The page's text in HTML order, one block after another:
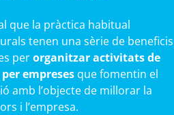
que la pràctica habitual
tenen una sèrie de beneficis
perorganitzar activitats de
empreses que fomentin el
amb l’objecte de millorar la
i l’empresa.